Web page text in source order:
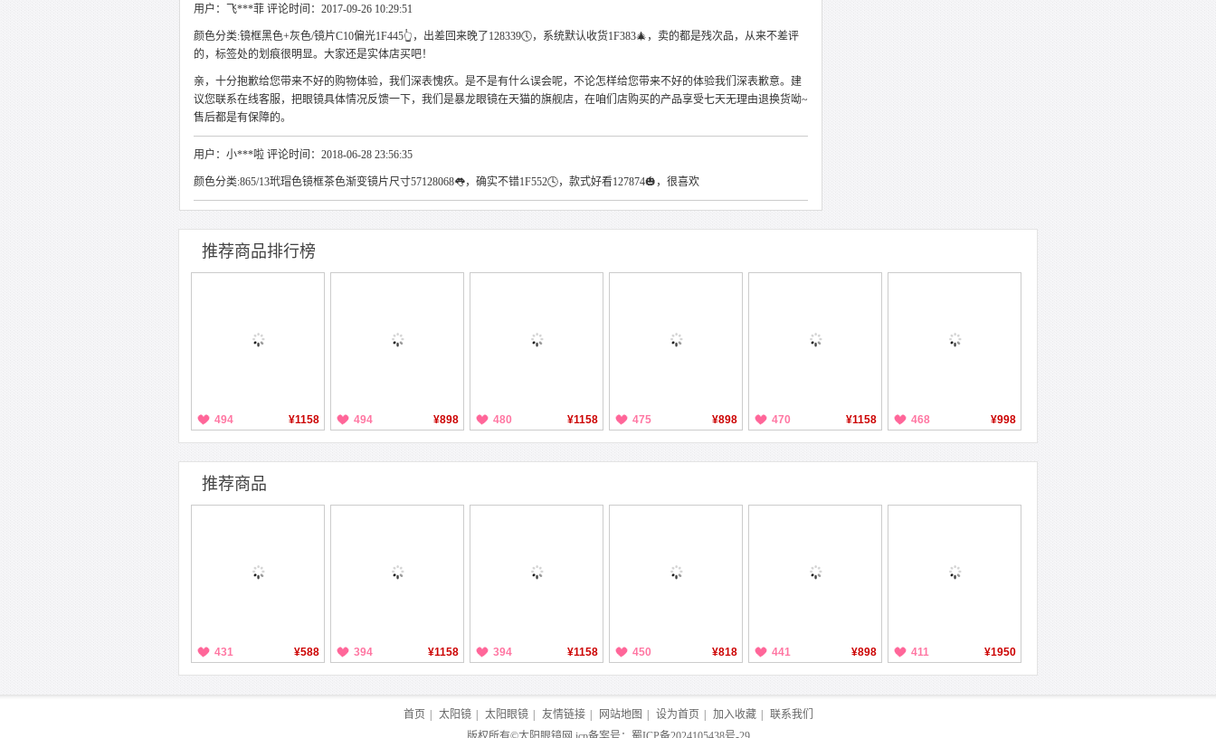
用户：飞***菲 评论时间：2017-09-26 10:29:51
颜色分类:镜框黑色+灰色/镜片C10偏光1F445👆，出差回来晚了128339🕔，系统默认收货1F383🎄，卖的都是残次品，从来不差评
的，标签处的划痕很明显。大家还是实体店买吧！
亲，十分抱歉给您带来不好的购物体验，我们深表愧疚。是不是有什么误会呢，不论怎样给您带来不好的体验我们深表歉意。建
议您联系在线客服，把眼镜具体情况反馈一下，我们是暴龙眼镜在天猫的旗舰店，在咱们店购买的产品享受七天无理由退换货呦~
售后都是有保障的。
用户：小***啦 评论时间：2018-06-28 23:56:35
颜色分类:865/13玳瑁色镜框茶色渐变镜片尺寸57128068👅，确实不错1F552🕓，款式好看127874🎃，很喜欢
推荐商品排行榜
494 ¥1158 494 ¥898 480 ¥1158 475 ¥898 470 ¥1158 468 ¥998
推荐商品
431 ¥588 394 ¥1158 394 ¥1158 450 ¥818 441 ¥898 411 ¥1950
首页 太阳镜 太阳眼镜 友情链接 网站地图 设为首页 加入收藏
联系我们